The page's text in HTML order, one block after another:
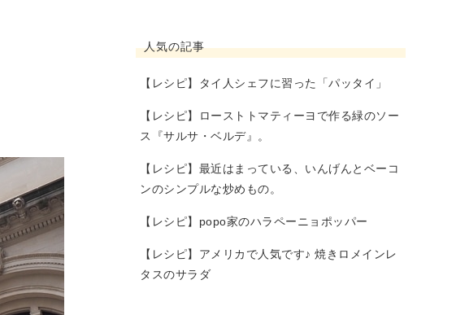
人気の記事
【レシピ】タイ人シェフに習った「パッタイ」
【レシピ】ローストトマティーヨで作る緑のソー
ス『サルサ・ベルデ』。
【レシピ】最近はまっている、いんげんとベーコ
ンのシンプルな炒めもの。
【レシピ】popo家のハラペーニョポッパー
【レシピ】アメリカで人気です♪ 焼きロメインレ
タスのサラダ